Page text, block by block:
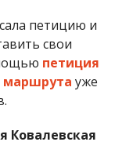
петицию и
свои
петиция
маршрута уже
Ковалевская